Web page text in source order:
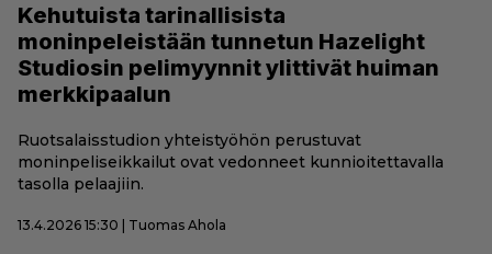
Kehutuista tarinallisista
moninpeleistään tunnetun Hazelight
Studiosin pelimyynnit ylittivät huiman
merkkipaalun
Ruotsalaisstudion yhteistyöhön perustuvat
moninpeliseikkailut ovat vedonneet kunnioitettavalla
tasolla pelaajiin.
13.4.2026 15:30 | Tuomas Ahola